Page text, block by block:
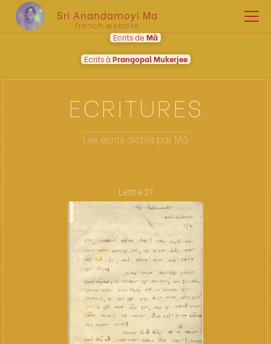
Sri Anandamoyi Ma
french website
Ecrits deMâ
Ecrits àPrangopal Mukerjee
ECRITURES
Les écrits dictés par Mâ
Lettre 27